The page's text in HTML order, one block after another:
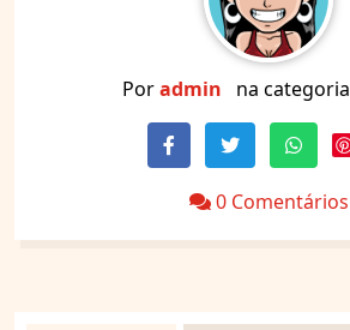
Poradmin na categoria
0 Comentários